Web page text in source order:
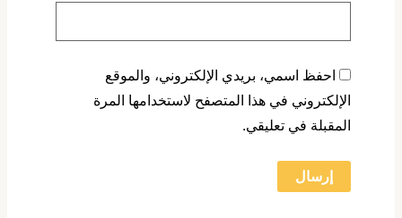
احفظ اسمي، بريدي الإلكتروني، والموقع
الإلكتروني في هذا المتصفح لاستخدامها المرة
المقبلة في تعليقي.